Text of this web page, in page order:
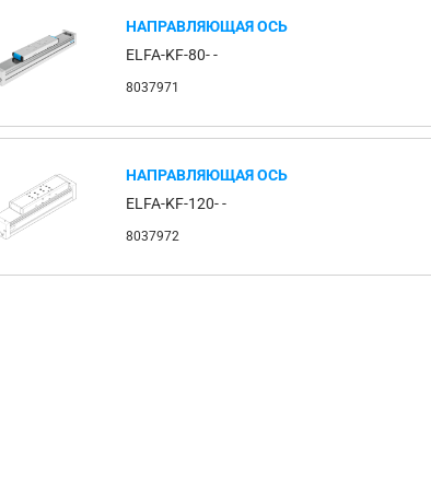
НАПРАВЛЯЮЩАЯ ОСЬ
ELFA-KF-80- -
8037971
НАПРАВЛЯЮЩАЯ ОСЬ
ELFA-KF-120- -
8037972